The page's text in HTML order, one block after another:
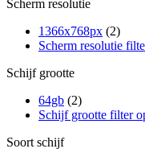
Scherm resolutie
1366x768px (2)
Scherm resolutie
Schijf grootte
64gb (2)
Schijf grootte filter
Soort schijf